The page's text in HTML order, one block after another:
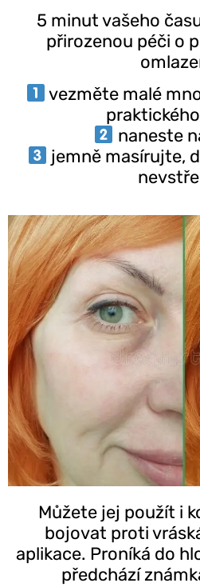
5 minut vašeho
přirozenou péči o
vezměte malé
naneste
jemně masírujte,
Můžete jej použít i
bojovat proti
aplikace. Proníká do
předchází